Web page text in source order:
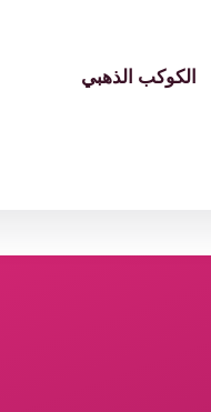
الكوكب الذهبي